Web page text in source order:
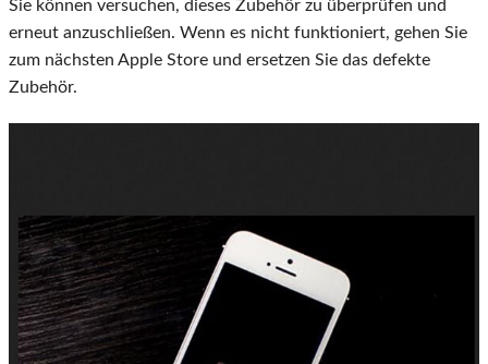
Sie können versuchen, dieses Zubehör zu überprüfen und
erneut anzuschließen. Wenn es nicht funktioniert, gehen Sie
zum nächsten Apple Store und ersetzen Sie das defekte
Zubehör.